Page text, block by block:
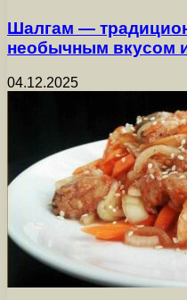
Шалгам —
необычным вкусом
04.12.2025